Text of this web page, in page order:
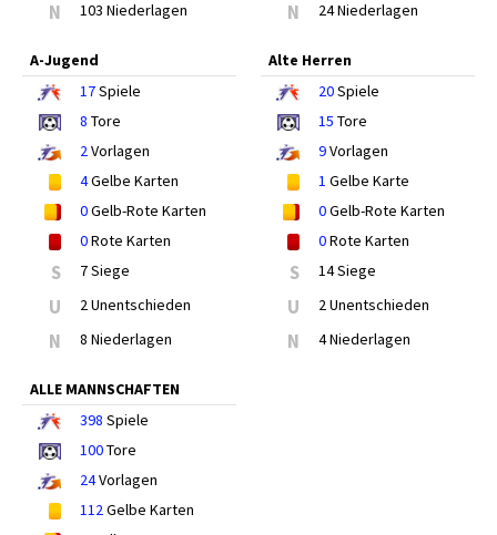
N 103 Niederlagen N 24 Niederlagen
A-Jugend
17Spiele
8 Tore
2Vorlagen
4Gelbe Karten
0Gelb-Rote Karten
0Rote Karten
S 7 Siege
U 2 Unentschieden
N 8 Niederlagen
Alte Herren
20Spiele
15 Tore
9Vorlagen
1 Gelbe Karte
0Gelb-Rote Karten
0Rote Karten
S 14 Siege
U 2 Unentschieden
N 4 Niederlagen
ALLE MANNSCHAFTEN
398 Spiele
100Tore
24Vorlagen
112Gelbe Karten